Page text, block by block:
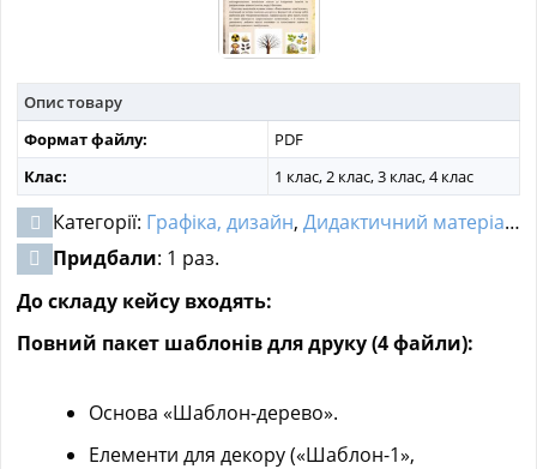
Опис товару
Формат файлу:
PDF
Клас:
1 клас, 2 клас, 3 клас, 4 клас
Категорії: Графіка, дизайн, Дидактичний матеріал ,
Придбали: 1 раз.
До складу кейсу входять:
Повний пакет шаблонів для друку (4 файли):
Основа «Шаблон-дерево».
Елементи для декору («Шаблон-1»,